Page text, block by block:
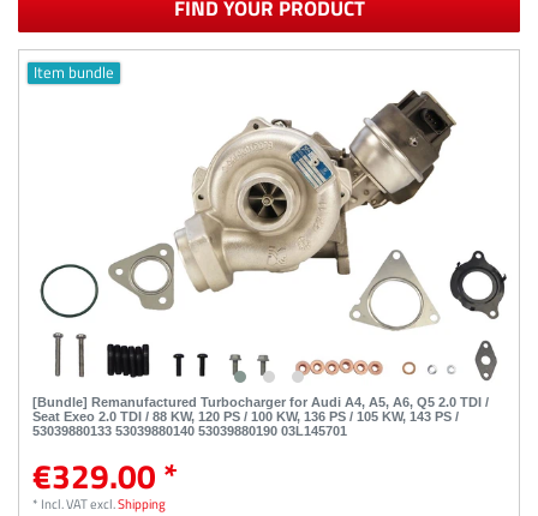
FIND YOUR PRODUCT
Item bundle
[Bundle] Remanufactured Turbocharger for Audi A4, A5, A6, Q5 2.0 TDI /
Seat Exeo 2.0 TDI / 88 KW, 120 PS / 100 KW, 136 PS / 105 KW, 143 PS /
53039880133 53039880140 53039880190 03L145701
€329.00 *
* Incl. VATexcl.Shipping